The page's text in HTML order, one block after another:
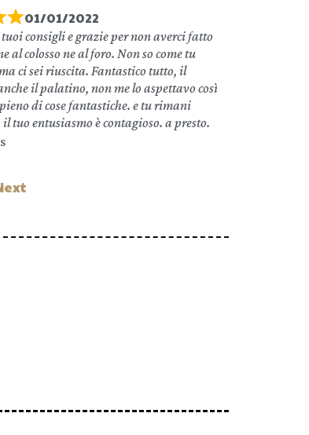
01/01/2022
consigli e grazie per non averci fatto
al colosso ne al foro. Non so come tu
ci sei riuscita. Fantastico tutto, il
il palatino, non me lo aspettavo così
di cose fantastiche. e tu rimani
il tuo entusiasmo è contagioso. a presto.